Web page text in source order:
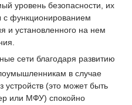
уровень безопасности, их
с функционированием
и установленного на нем
сети благодаря развитию
в случае
устройств (это может быть
или МФУ) спокойно